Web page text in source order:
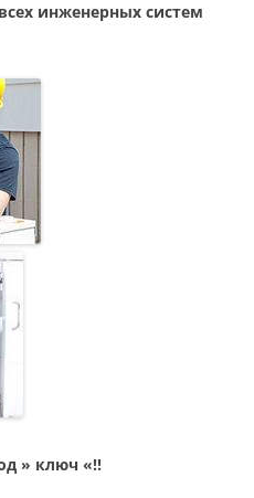
инженерных систем
» ключ «!!